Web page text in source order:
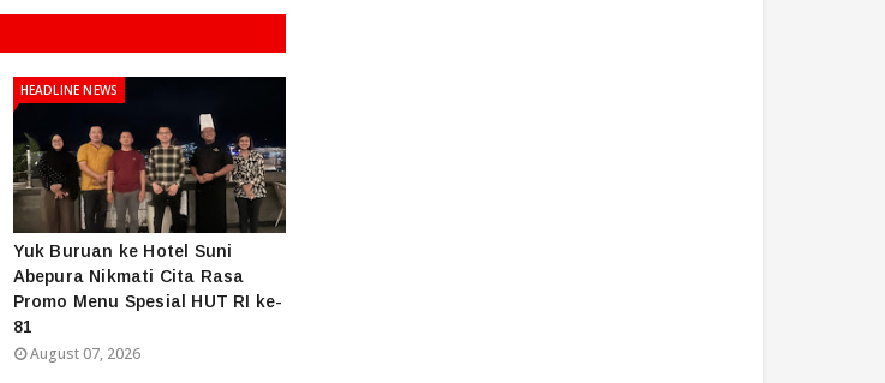
HEADLINE NEWS
Yuk Buruan ke Hotel Suni
Abepura Nikmati Cita Rasa
Promo Menu Spesial HUT RI ke-
81
August 07, 2026